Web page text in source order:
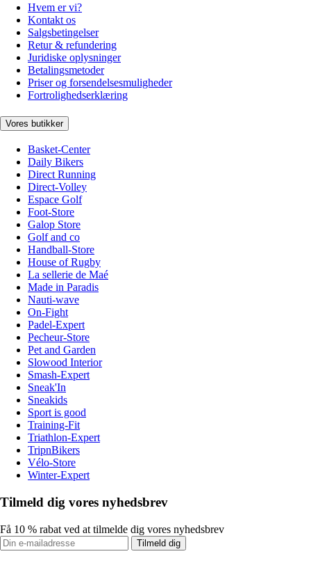
Hvem er vi?
Kontakt os
Salgsbetingelser
Retur & refundering
Juridiske oplysninger
Betalingsmetoder
Priser og forsendelsesmuligheder
Fortrolighedserklæring
Vores butikker
Basket-Center
Daily Bikers
Direct Running
Direct-Volley
Espace Golf
Foot-Store
Galop Store
Golf and co
Handball-Store
House of Rugby
La sellerie de Maé
Made in Paradis
Nauti-wave
On-Fight
Padel-Expert
Pecheur-Store
Pet and Garden
Slowood Interior
Smash-Expert
Sneak'In
Sneakids
Sport is good
Training-Fit
Triathlon-Expert
TripnBikers
Vélo-Store
Winter-Expert
Tilmeld dig vores nyhedsbrev
Få 10 % rabat ved at tilmelde dig vores nyhedsbrev
Tilmeld dig